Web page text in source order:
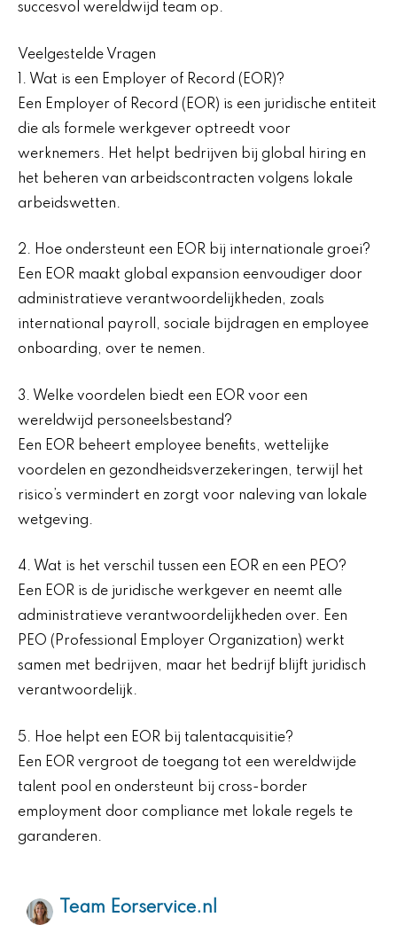
succesvol wereldwijd team op.
Veelgestelde Vragen
1. Wat is een Employer of Record (EOR)?
Een Employer of Record (EOR) is een juridische entiteit
die als formele werkgever optreedt voor
werknemers. Het helpt bedrijven bij global hiring en
het beheren van arbeidscontracten volgens lokale
arbeidswetten.
2. Hoe ondersteunt een EOR bij internationale groei?
Een EOR maakt global expansion eenvoudiger door
administratieve verantwoordelijkheden, zoals
international payroll, sociale bijdragen en employee
onboarding, over te nemen.
3. Welke voordelen biedt een EOR voor een
wereldwijd personeelsbestand?
Een EOR beheert employee benefits, wettelijke
voordelen en gezondheidsverzekeringen, terwijl het
risico’s vermindert en zorgt voor naleving van lokale
wetgeving.
4. Wat is het verschil tussen een EOR en een PEO?
Een EOR is de juridische werkgever en neemt alle
administratieve verantwoordelijkheden over. Een
PEO (Professional Employer Organization) werkt
samen met bedrijven, maar het bedrijf blijft juridisch
verantwoordelijk.
5. Hoe helpt een EOR bij talentacquisitie?
Een EOR vergroot de toegang tot een wereldwijde
talent pool en ondersteunt bij cross-border
employment door compliance met lokale regels te
garanderen.
Team Eorservice.nl